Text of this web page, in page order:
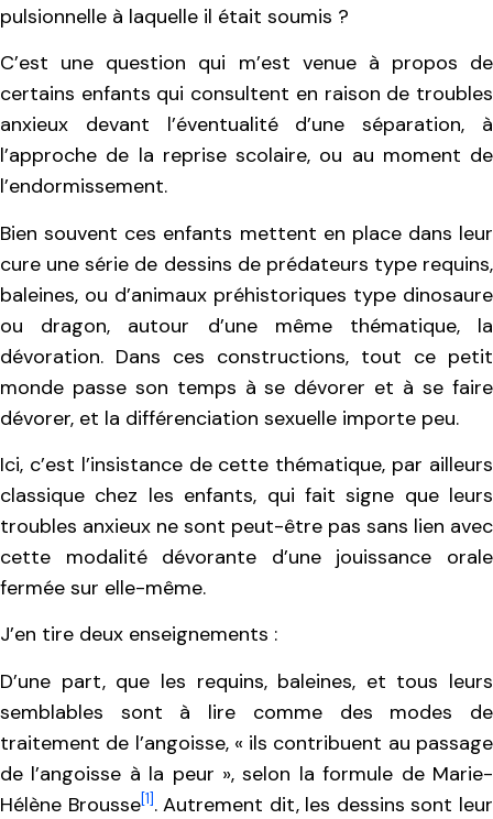
pulsionnelle à laquelle il était soumis ?
C’est une question qui m’est venue à propos de
certains enfants qui consultent en raison de troubles
anxieux devant l’éventualité d’une séparation, à
l’approche de la reprise scolaire, ou au moment de
l’endormissement.
Bien souvent ces enfants mettent en place dans leur
cure une série de dessins de prédateurs type requins,
baleines, ou d’animaux préhistoriques type dinosaure
ou dragon, autour d’une même thématique, la
dévoration. Dans ces constructions, tout ce petit
monde passe son temps à se dévorer et à se faire
dévorer, et la différenciation sexuelle importe peu.
Ici, c’est l’insistance de cette thématique, par ailleurs
classique chez les enfants, qui fait signe que leurs
troubles anxieux ne sont peut-être pas sans lien avec
cette modalité dévorante d’une jouissance orale
fermée sur elle-même.
J’en tire deux enseignements :
D’une part, que les requins, baleines, et tous leurs
semblables sont à lire comme des modes de
traitement de l’angoisse, « ils contribuent au passage
de l’angoisse à la peur », selon la formule de Marie-
Hélène Brousse[1]. Autrement dit, les dessins sont leur